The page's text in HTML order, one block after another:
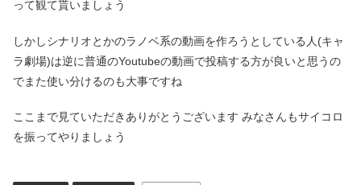
って観て貰いましょう
しかしシナリオとかのラノベ系の動画を作ろうとしている人(キャ
ラ劇場)は逆に普通のYoutubeの動画で投稿する方が良いと思うの
でまた使い分けるのも大事ですね
ここまで見ていただきありがとうございます みなさんもサイコロ
を振ってやりましょう